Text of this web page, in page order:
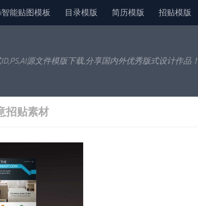
智能贴图模板 目录模版 简历模版 招贴模版
源文件模版下载,分享国内外优秀版式设计作品！
招贴素材